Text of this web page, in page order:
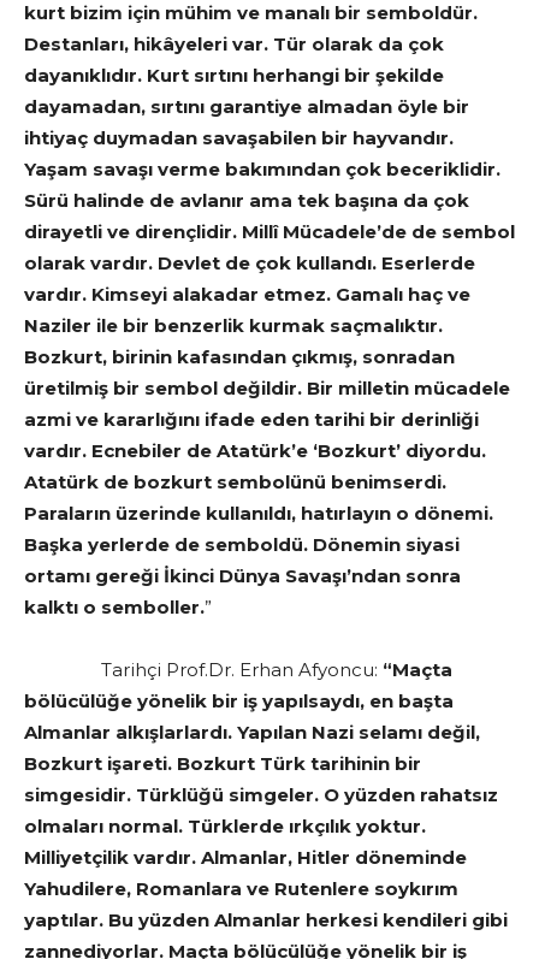
kurt bizim için mühim ve manalı bir semboldür.
Destanları, hikâyeleri var. Tür olarak da çok
dayanıklıdır. Kurt sırtını herhangi bir şekilde
dayamadan, sırtını garantiye almadan öyle bir
ihtiyaç duymadan savaşabilen bir hayvandır.
Yaşam savaşı verme bakımından çok beceriklidir.
Sürü halinde de avlanır ama tek başına da çok
dirayetli ve dirençlidir. Millî Mücadele’de de sembol
olarak vardır. Devlet de çok kullandı. Eserlerde
vardır. Kimseyi alakadar etmez. Gamalı haç ve
Naziler ile bir benzerlik kurmak saçmalıktır.
Bozkurt, birinin kafasından çıkmış, sonradan
üretilmiş bir sembol değildir. Bir milletin mücadele
azmi ve kararlığını ifade eden tarihi bir derinliği
vardır. Ecnebiler de Atatürk’e ‘Bozkurt’ diyordu.
Atatürk de bozkurt sembolünü benimserdi.
Paraların üzerinde kullanıldı, hatırlayın o dönemi.
Başka yerlerde de semboldü. Dönemin siyasi
ortamı gereği İkinci Dünya Savaşı’ndan sonra
kalktı o semboller.”
Tarihçi Prof.Dr. Erhan Afyoncu: “Maçta
bölücülüğe yönelik bir iş yapılsaydı, en başta
Almanlar alkışlarlardı. Yapılan Nazi selamı değil,
Bozkurt işareti. Bozkurt Türk tarihinin bir
simgesidir. Türklüğü simgeler. O yüzden rahatsız
olmaları normal. Türklerde ırkçılık yoktur.
Milliyetçilik vardır. Almanlar, Hitler döneminde
Yahudilere, Romanlara ve Rutenlere soykırım
yaptılar. Bu yüzden Almanlar herkesi kendileri gibi
zannediyorlar. Maçta bölücülüğe yönelik bir iş